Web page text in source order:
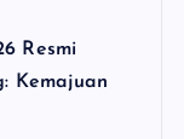
Resmi
Kemajuan